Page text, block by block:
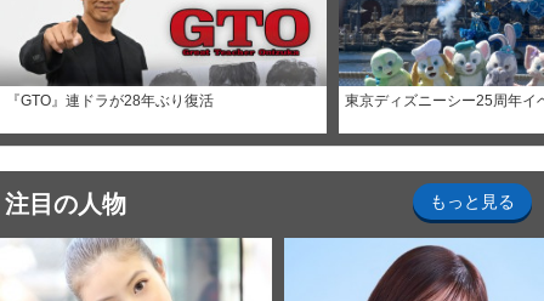
『GTO』連ドラが28年ぶり復活 東京ディズニーシー25周年イ
注目の人物 もっと見る